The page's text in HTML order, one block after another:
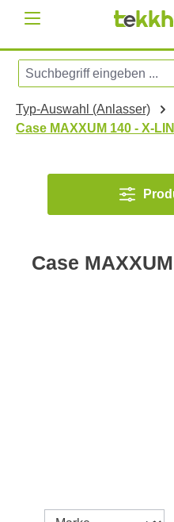
Zum Hauptinhalt springen
Typ-Auswahl (Anlasser)
Case MAXXUM 140 - X-
Case